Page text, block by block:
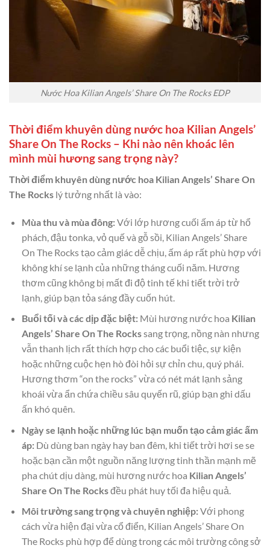
Nước Hoa Kilian Angels’ Share On The Rocks EDP
Thời điểm khuyên dùng nước hoa Kilian Angels’
Share On The Rocks – Khi nào nên khoác lên
mình mùi hương sang trọng này?
Thời điểm khuyên dùng nước hoa Kilian Angels’ Share On
The Rocks lý tưởng nhất là vào:
Mùa thu và mùa đông:Với lớp hương cuối ấm áp từ hổ
phách, đậu tonka, vỏ quế và gỗ sồi, Kilian Angels’ Share
On The Rocks tạo cảm giác dễ chịu, ấm áp rất phù hợp với
không khí se lạnh của những tháng cuối năm. Hương
thơm cũng không bị mất đi độ tinh tế khi tiết trời trở
lạnh, giúp bạn tỏa sáng đầy cuốn hút.
Buổi tối và các dịp đặc biệt:Mùi hương nước hoa Kilian
Angels’ Share On The Rockssang trọng, nồng nàn nhưng
vẫn thanh lịch rất thích hợp cho các buổi tiệc, sự kiện
hoặc những cuộc hẹn hò đòi hỏi sự chỉn chu, quý phái.
Hương thơm “on the rocks” vừa có nét mát lạnh sảng
khoái vừa ẩn chứa chiều sâu quyến rũ, giúp bạn ghi dấu
ấn khó quên.
Ngày se lạnh hoặc những lúc bạn muốn tạo cảm giác ấm
áp:Dù dùng ban ngày hay ban đêm, khi tiết trời hơi se se
hoặc bạn cần một nguồn năng lượng tinh thần mạnh mẽ
pha chút dịu dàng, mùi hương nước hoa Kilian Angels’
Share On The Rocksđều phát huy tối đa hiệu quả.
Môi trường sang trọng và chuyên nghiệp:Với phong
cách vừa hiện đại vừa cổ điển, Kilian Angels’ Share On
The Rocks phù hợp để dùng trong các môi trường công sở